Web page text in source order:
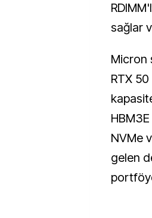
sağlar
Micron
RTX
NVMe
gelen